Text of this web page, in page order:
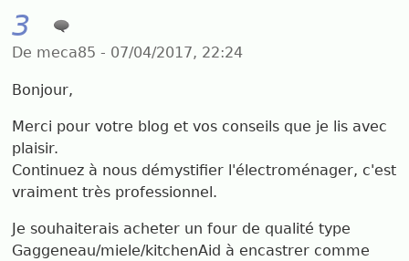
3
De meca85 - 07/04/2017, 22:24
Bonjour,
Merci pour votre blog et vos conseils que je lis avec
plaisir.
Continuez à nous démystifier l'électroménager, c'est
vraiment très professionnel.
Je souhaiterais acheter un four de qualité type
Gaggeneau/miele/kitchenAid à encastrer comme